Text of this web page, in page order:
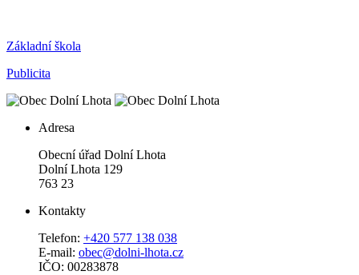
Základní škola
Publicita
Adresa
Obecní úřad Dolní Lhota
Dolní Lhota 129
763 23
Kontakty
Telefon: +420 577 138 038
E-mail: obec@dolni-lhota.cz
IČO: 00283878